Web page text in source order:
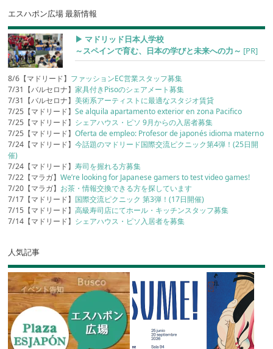
エスハポン広場 最新情報
▶︎ マドリッド日本人学校
～スペインで育む、日本の学びと未来への力～ [PR]
8/6【マドリード】 ファッションEC営業スタッフ募集
7/31【バルセロナ】家具付きPisoのシェアメート募集
7/31【バルセロナ】美術系アーティストに最適なスタジオ賃貸
7/25【マドリード】Se alquila apartamento exterior en zona Pacifico
7/25【マドリード】 シェアハウス・ピソ 9月からの入居者募集
7/25【マドリード】Oferta de empleo: Profesor de japonés idioma materno
7/24【マドリード】今話題のマドリード国際交流ピクニック第4弾！(25日開
催)
7/24【マドリード】寿司を握れる方募集
7/22【マラガ】We’re looking for Japanese gamers to test video games!
7/20【マラガ】 お茶・情報交換できる方を探しています
7/17【マドリード】 国際交流ピクニック 第3弾！(17日開催)
7/15【マドリード】高級寿司店にてホール・キッチンスタッフ募集
7/14【マドリード】 シェアハウス・ピソ入居者を募集
人気記事